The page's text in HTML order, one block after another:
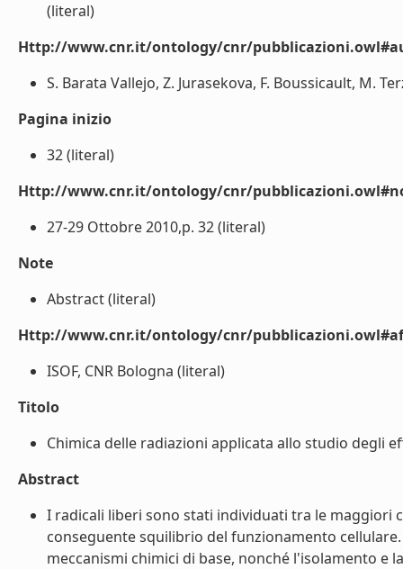
(literal)
Http://www.cnr.it/ontology/cnr/
S. Barata Vallejo, Z. Jurasekova, F. Boussicault, M.
Pagina inizio
32 (literal)
Http://www.cnr.it/ontology/cnr/
27-29 Ottobre 2010,p. 32 (literal)
Note
Abstract (literal)
Http://www.cnr.it/ontology/cnr/
ISOF, CNR Bologna (literal)
Titolo
Chimica delle radiazioni applicata allo studio degli
Abstract
I radicali liberi sono stati individuati tra le maggiori
conseguente squilibrio del funzionamento
meccanismi chimici di base, nonché l'isolamento